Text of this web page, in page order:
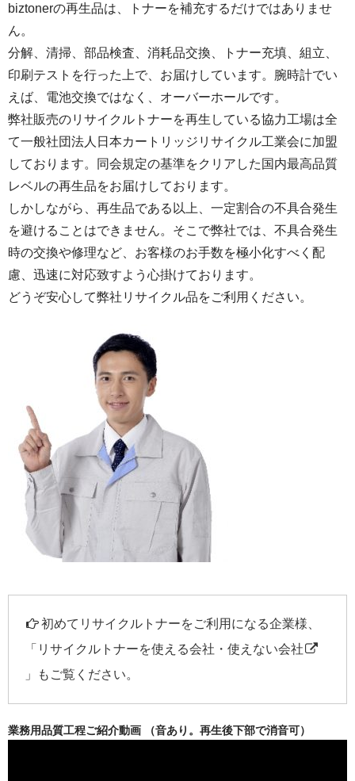
biztonerの再生品は、トナーを補充するだけではありませ
ん。
分解、清掃、部品検査、消耗品交換、トナー充填、組立、
印刷テストを行った上で、お届けしています。腕時計でい
えば、電池交換ではなく、オーバーホールです。
弊社販売のリサイクルトナーを再生している協力工場は全
て一般社団法人日本カートリッジリサイクル工業会に加盟
しております。同会規定の基準をクリアした国内最高品質
レベルの再生品をお届けしております。
しかしながら、再生品である以上、一定割合の不具合発生
を避けることはできません。そこで弊社では、不具合発生
時の交換や修理など、お客様のお手数を極小化すべく配
慮、迅速に対応致すよう心掛けております。
どうぞ安心して弊社リサイクル品をご利用ください。
初めてリサイクルトナーをご利用になる企業様、
「 リサイクルトナーを使える会社・使えない会社
」もご覧ください。
業務用品質工程ご紹介動画 （音あり。再生後下部で消音可）